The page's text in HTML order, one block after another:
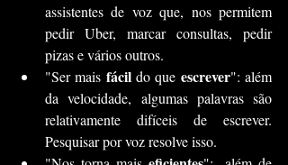
assistentes de voz que, nos permitem
pedir Uber, marcar consultas, pedir
pizas e vários outros.
"Ser mais fácil do que escrever": além
da velocidade, algumas palavras são
relativamente difíceis de escrever.
Pesquisar por voz resolve isso.